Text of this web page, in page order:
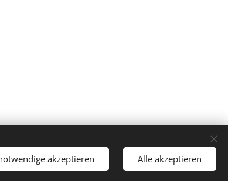
Čeština
akzeptieren Alle akzeptieren